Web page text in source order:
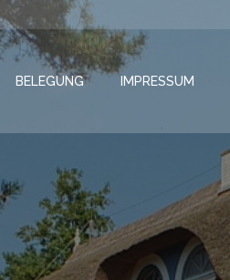
BELEGUNG IMPRESSUM